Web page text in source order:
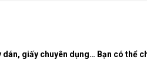
giấy chuyên dụng… Bạn có